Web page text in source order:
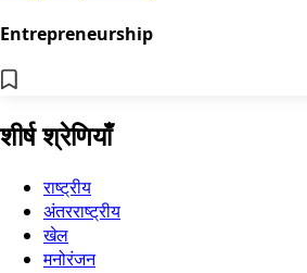
Entrepreneurship
शीर्ष श्रेणियाँ
राष्ट्रीय
अंतरराष्ट्रीय
खेल
मनोरंजन